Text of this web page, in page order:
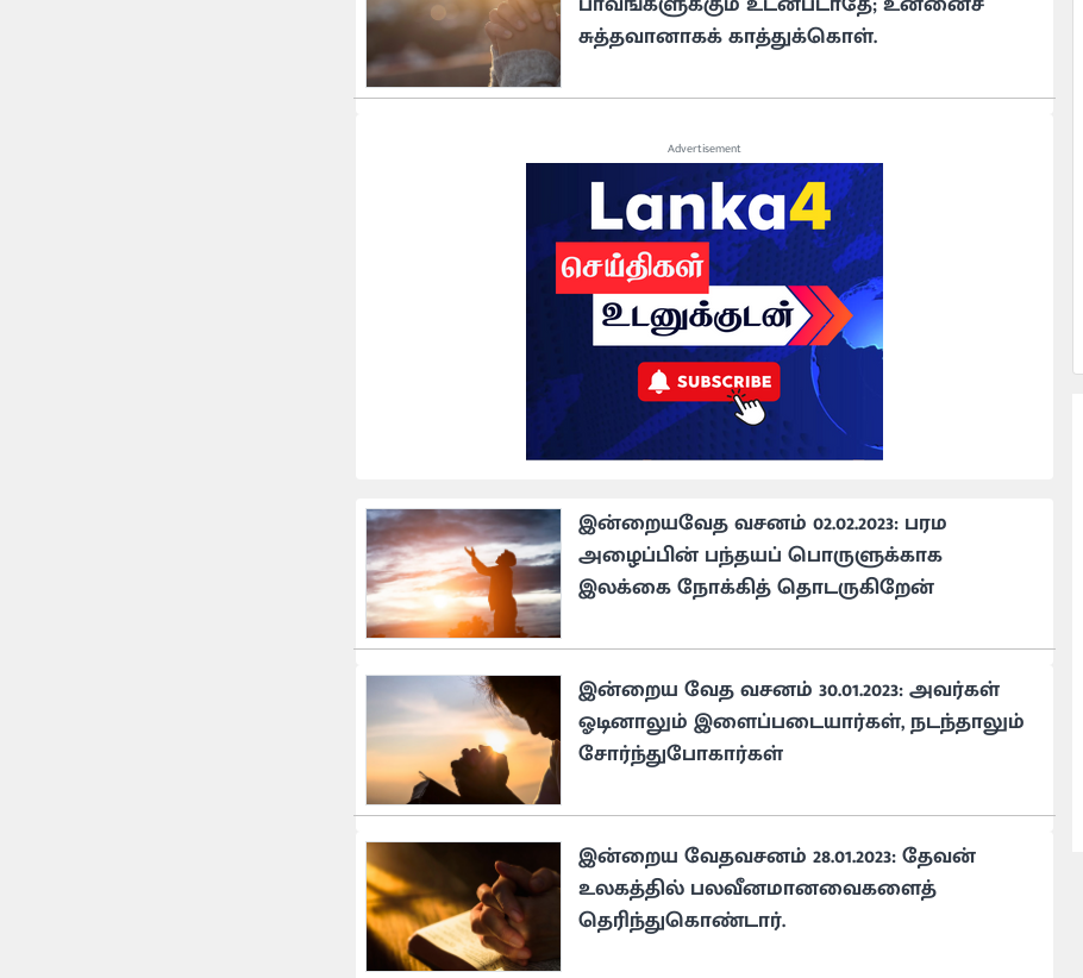
சுத்தவானாகக் காத்துக்கொள்.
Advertisement
இன்றையவேத வசனம் 02.02.2023: பரம
அழைப்பின் பந்தயப் பொருளுக்காக
இலக்கை நோக்கித் தொடருகிறேன்
இன்றைய வேத வசனம் 30.01.2023: அவர்கள்
ஓடினாலும் இளைப்படையார்கள், நடந்தாலும்
சோர்ந்துபோகார்கள்
இன்றைய வேதவசனம் 28.01.2023: தேவன்
உலகத்தில் பலவீனமானவைகளைத்
தெரிந்துகொண்டார்.